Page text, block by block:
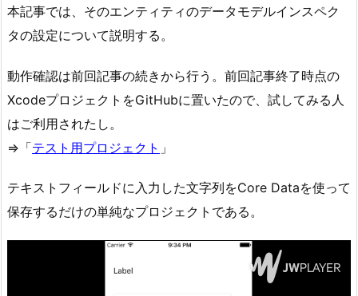
本記事では、そのエンティティのデータモデルインスペク
タの設定について説明する。
動作確認は前回記事の続きから行う。前回記事終了時点の
XcodeプロジェクトをGitHubに置いたので、試してみる人
はご利用されたし。
⇒「テスト用プロジェクト 」
テキストフィールドに入力した文字列をCore Dataを使って
保存するだけの単純なプロジェクトである。